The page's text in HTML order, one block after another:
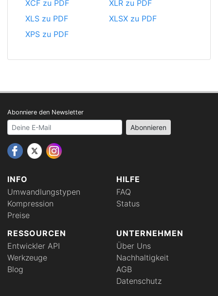
XCF zu PDF
XLR zu PDF
XLS zu PDF
XLSX zu PDF
XPS zu PDF
INFO
Umwandlungstypen
Kompression
Preise
HILFE
FAQ
Status
RESSOURCEN
Entwickler API
Werkzeuge
Blog
UNTERNEHMEN
Über Uns
Nachhaltigkeit
AGB
Datenschutz
Abonniere den Newsletter
Your email address Abonnieren